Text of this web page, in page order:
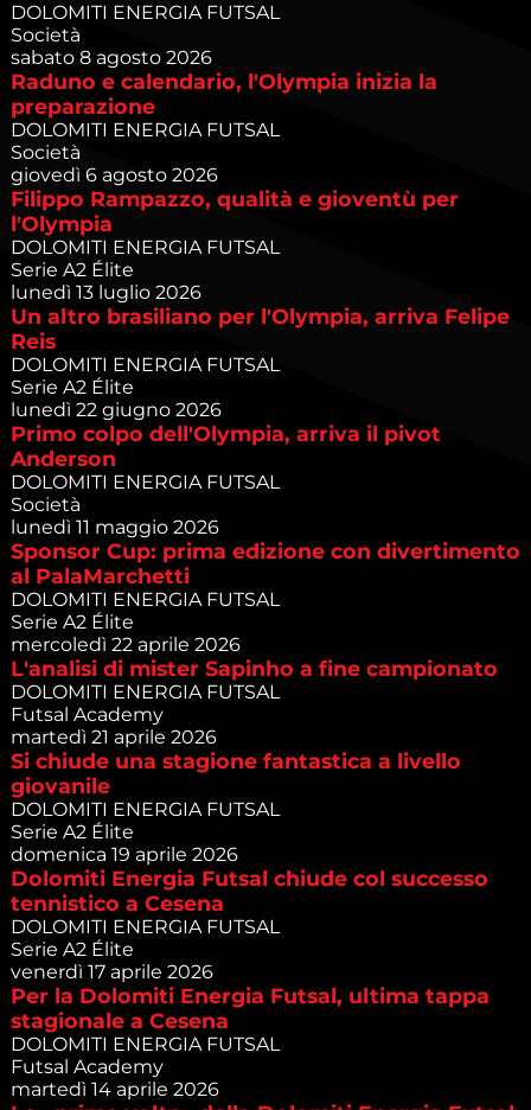
DOLOMITI ENERGIA FUTSAL
Società
sabato 8 agosto 2026
Raduno e calendario, l'Olympia inizia la
preparazione
DOLOMITI ENERGIA FUTSAL
Società
giovedì 6 agosto 2026
Filippo Rampazzo, qualità e gioventù per
l'Olympia
DOLOMITI ENERGIA FUTSAL
Serie A2 Élite
lunedì 13 luglio 2026
Un altro brasiliano per l'Olympia, arriva Felipe
Reis
DOLOMITI ENERGIA FUTSAL
Serie A2 Élite
lunedì 22 giugno 2026
Primo colpo dell'Olympia, arriva il pivot
Anderson
DOLOMITI ENERGIA FUTSAL
Società
lunedì 11 maggio 2026
Sponsor Cup: prima edizione con divertimento
al PalaMarchetti
DOLOMITI ENERGIA FUTSAL
Serie A2 Élite
mercoledì 22 aprile 2026
L'analisi di mister Sapinho a fine campionato
DOLOMITI ENERGIA FUTSAL
Futsal Academy
martedì 21 aprile 2026
Si chiude una stagione fantastica a livello
giovanile
DOLOMITI ENERGIA FUTSAL
Serie A2 Élite
domenica 19 aprile 2026
Dolomiti Energia Futsal chiude col successo
tennistico a Cesena
DOLOMITI ENERGIA FUTSAL
Serie A2 Élite
venerdì 17 aprile 2026
Per la Dolomiti Energia Futsal, ultima tappa
stagionale a Cesena
DOLOMITI ENERGIA FUTSAL
Futsal Academy
martedì 14 aprile 2026